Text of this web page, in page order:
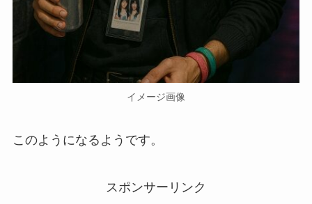
イメージ画像
このようになるようです。
スポンサーリンク